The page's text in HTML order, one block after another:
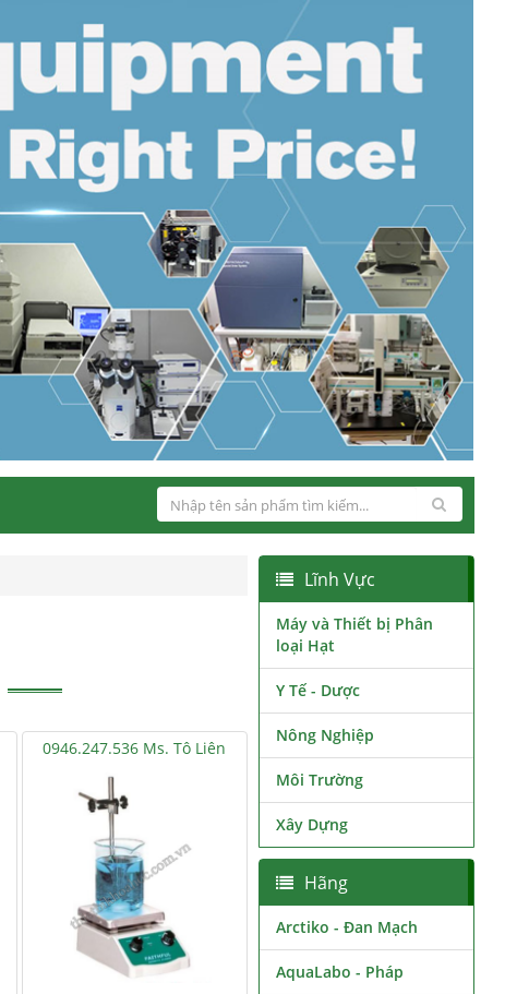
0946.247.536 Ms. Tô Liên
Lĩnh Vực
Máy và Thiết bị Phân
loại Hạt
Y Tế - Dược
Nông Nghiệp
Môi Trường
Xây Dựng
Hãng
Arctiko - Đan Mạch
AquaLabo - Pháp